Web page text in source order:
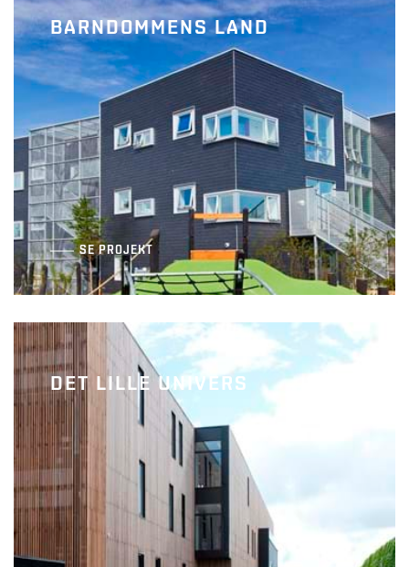
Bastionen
Barndommens land
BARNDOMMENS LAND
SE PROJEKT
DET LILLE UNIVERS